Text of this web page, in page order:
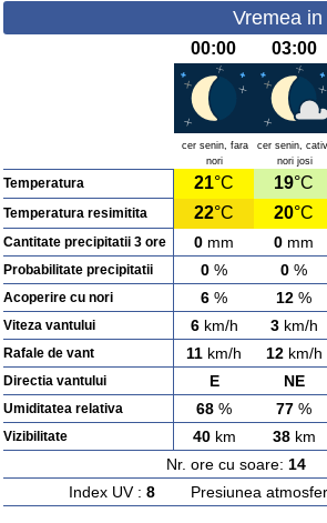
Vremea
00:00 03:00
cer senin, fara
nori
cer senin,
nori josi
Temperatura 21°C 19°C
Temperatura resimitita 22°C 20°C
Cantitate precipitatii 3 ore 0 mm 0 mm
Probabilitate precipitatii 0 % 0 %
Acoperire cu nori 6 % 12 %
Viteza vantului 6km/h 3km/h
Rafale de vant 11 km/h 12km/h
Directia vantului E NE
Umiditatea relativa 68 % 77 %
Vizibilitate 40km 38km
Nr. ore cu soare: 14
Index UV : 8Presiunea